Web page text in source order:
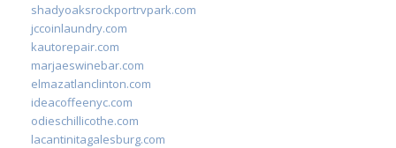
shadyoaksrockportrvpark.com
jccoinlaundry.com
kautorepair.com
marjaeswinebar.com
elmazatlanclinton.com
ideacoffeenyc.com
odieschillicothe.com
lacantinitagalesburg.com